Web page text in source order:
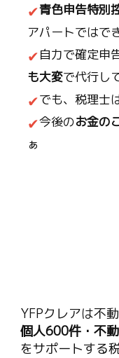
青色申告特別
アパートではで
自力で確定申
も大変で代行し
でも、税理士
今後のお金の
ぁ
YFPクレアは不
個人600件・不
をサポートする